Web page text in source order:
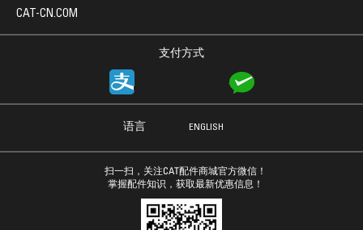
支付方式
CAT-CN.COM
语言 ENGLISH
扫一扫，关注CAT配件商城官方微信！
掌握配件知识，获取最新优惠信息！